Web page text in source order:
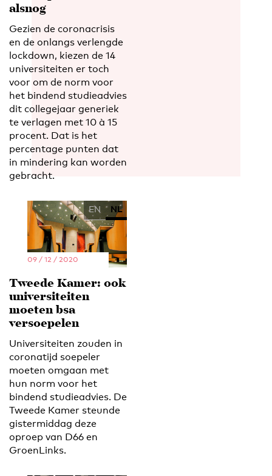
alsnog
Gezien de coronacrisis
en de onlangs verlengde
lockdown, kiezen de 14
universiteiten er toch
voor om de norm voor
het bindend studieadvies
dit collegejaar generiek
te verlagen met 10 à 15
procent. Dat is het
percentage punten dat
in mindering kan worden
gebracht.
EN NL
09 / 12 / 2020
Tweede Kamer: ook
universiteiten
moeten bsa
versoepelen
Universiteiten zouden in
coronatijd soepeler
moeten omgaan met
hun norm voor het
bindend studieadvies. De
Tweede Kamer steunde
gistermiddag deze
oproep van D66 en
GroenLinks.